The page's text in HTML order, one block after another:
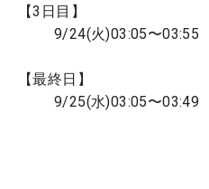
【3日目】
9/24(火)03:05〜03:55
【最終日】
9/25(水)03:05〜03:49